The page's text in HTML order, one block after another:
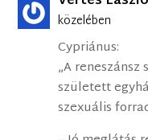
közelében
Cypriánus:
„A
született
szexuális